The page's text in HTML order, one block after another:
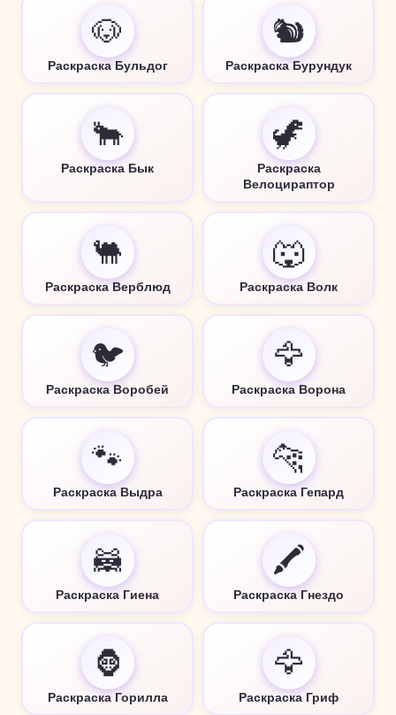
🐶
Раскраска Бульдог
🐿️
Раскраска Бурундук
🐂
Раскраска Бык
🦖
Раскраска
Велоцираптор
🐫
Раскраска Верблюд
🐺
Раскраска Волк
🐦
Раскраска Воробей
🦅
Раскраска Ворона
🐾
Раскраска Выдра
🐆
Раскраска Гепард
🦝
Раскраска Гиена
🖍️
Раскраска Гнездо
🦍
Раскраска Горилла
🦅
Раскраска Гриф